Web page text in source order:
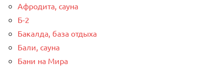
Афродита, сауна
Б-2
Бакалда, база отдыха
Бали, сауна
Бани на Мира